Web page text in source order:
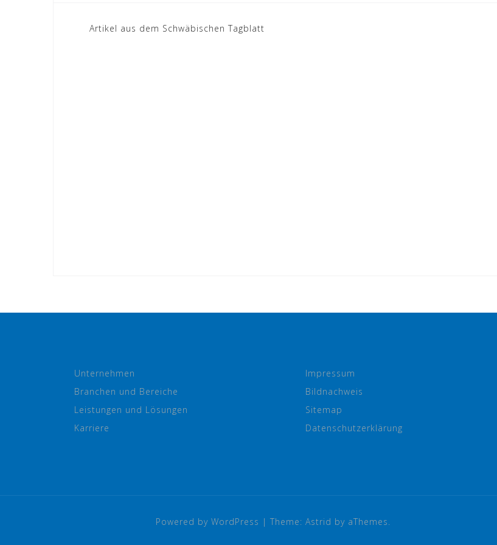
Beitragsnavigation
Artikel aus dem Schwäbischen Tagblatt
Unternehmen
Branchen und Bereiche
Leistungen und Lösungen
Karriere
Impressum
Bildnachweis
Sitemap
Datenschutzerklärung
Powered by WordPress | Theme: Astrid by aThemes.